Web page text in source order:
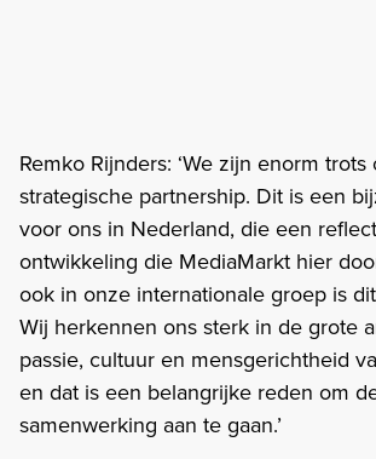
Remko Rijnders: ‘We zijn enorm trots
strategische partnership. Dit is een
voor ons in Nederland, die een
ontwikkeling die MediaMarkt hier
ook in onze internationale groep is
Wij herkennen ons sterk in de grote
passie, cultuur en mensgerichtheid
en dat is een belangrijke reden om
samenwerking aan te gaan.’